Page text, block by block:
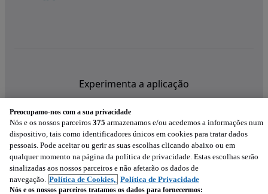
Experimenta a aplicação
Preocupamo-nos com a sua privacidade
Nós e os nossos parceiros 375 armazenamos e/ou acedemos a informações num
dispositivo, tais como identificadores únicos em cookies para tratar dados
pessoais. Pode aceitar ou gerir as suas escolhas clicando abaixo ou em
qualquer momento na página da política de privacidade. Estas escolhas serão
sinalizadas aos nossos parceiros e não afetarão os dados de
navegação. Política de Cookies, Política de Privacidade
Nós e os nossos parceiros tratamos os dados para fornecermos: